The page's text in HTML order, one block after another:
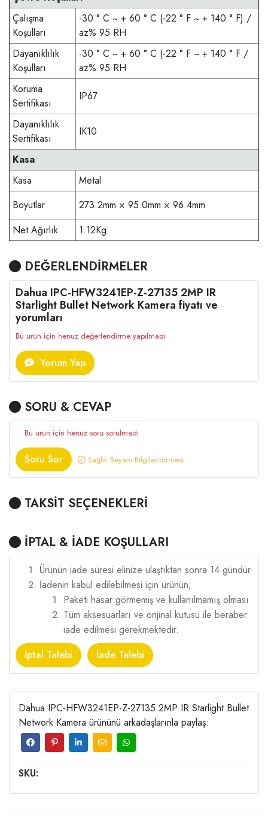
Çalışma
Koşulları
-30 ° C ~ + 60 ° C (-22 ° F ~ + 140 ° F) /
az% 95 RH
Dayanıklılık
Koşulları
-30 ° C ~ + 60 ° C (-22 ° F ~ + 140 ° F /
az% 95 RH
Koruma
Sertifikası
IP67
Dayanıklılık
Sertifikası
IK10
Kasa
Kasa
Metal
Boyutlar
273.2mm × 95.0mm × 96.4mm
Net Ağırlık
1.12Kg
DEĞERLENDİRMELER
Dahua IPC-HFW3241EP-Z-27135 2MP IR
Starlight Bullet Network Kamera fiyatı ve
yorumları
Bu ürün için henüz değerlendirme yapılmadı
Yorum Yap
SORU & CEVAP
Bu ürün için henüz soru sorulmadı
Soru Sor Sağlık Beyanı Bilgilendirmesi
TAKSİT SEÇENEKLERİ
İPTAL & İADE KOŞULLARI
Ürünün iade süresi elinize ulaştıktan sonra 14 gündür
İadenin kabul edilebilmesi için ürünün;
Paketi hasar görmemiş ve kullanılmamış olması
Tüm aksesuarları ve orijinal kutusu ile beraber
iade edilmesi gerekmektedir.
İptal Talebi
İade Talebi
Dahua IPC-HFW3241EP-Z-27135 2MP IR Starlight Bullet
Network Kamera ürününü arkadaşlarınla paylaş:
SKU: